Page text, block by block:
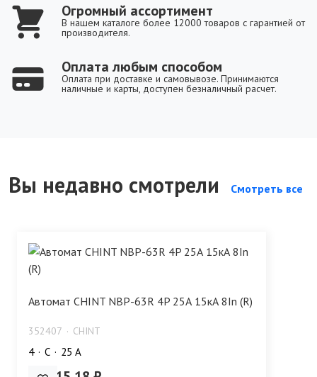
Огромный ассортимент
В нашем каталоге более 12000 товаров с гарантией от
производителя.
Оплата любым способом
Оплата при доставке и самовывозе. Принимаются
наличные и карты, доступен безналичный расчет.
Вы недавно смотрели Смотреть все
Автомат CHINT NBP-63R 4P 25А 15кА 8In (R)
352407 CHINT
4 C 25 А